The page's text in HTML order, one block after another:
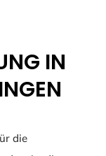
IN
die